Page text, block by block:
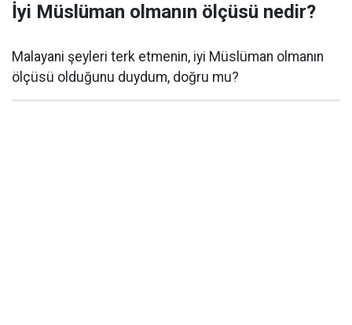
İyi Müslüman olmanın ölçüsü nedir?
Malayani şeyleri terk etmenin, iyi Müslüman olmanın
ölçüsü olduğunu duydum, doğru mu?